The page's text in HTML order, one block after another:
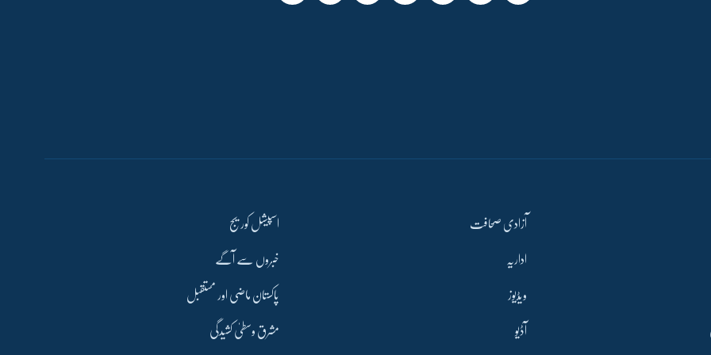
آزادی صحافت
اداریہ
ویڈیوز
آڈیو
اسپیشل کوریج
خبروں سے آگے
پاکستان ماضی اور مستقبل
مشرق وسطیٰ کشیدگی